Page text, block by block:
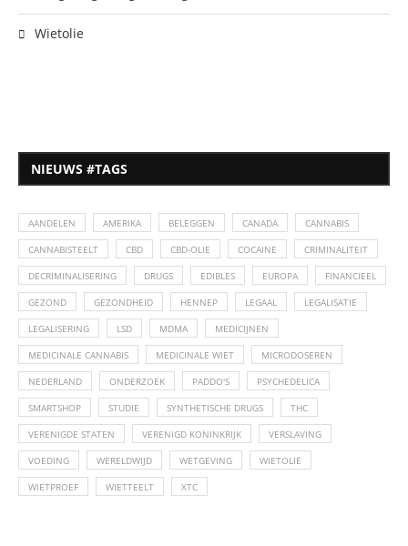
Wietolie
NIEUWS #TAGS
AANDELEN AMERIKA BELEGGEN CANADA CANNABIS
CANNABISTEELT CBD CBD-OLIE COCAINE CRIMINALITEIT
DECRIMINALISERING DRUGS EDIBLES EUROPA FINANCIEEL
GEZOND GEZONDHEID HENNEP LEGAAL LEGALISATIE
LEGALISERING LSD MDMA MEDICIJNEN
MEDICINALE CANNABIS MEDICINALE WIET MICRODOSEREN
NEDERLAND ONDERZOEK PADDO'S PSYCHEDELICA
SMARTSHOP STUDIE SYNTHETISCHE DRUGS THC
VERENIGDE STATEN VERENIGD KONINKRIJK VERSLAVING
VOEDING WERELDWIJD WETGEVING WIETOLIE
WIETPROEF WIETTEELT XTC